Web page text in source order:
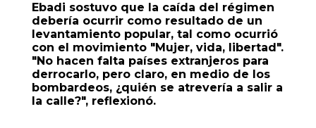
Ebadi sostuvo que la caída del régimen
debería ocurrir como resultado de un
levantamiento popular, tal como ocurrió
con el movimiento "Mujer, vida, libertad".
"No hacen falta países extranjeros para
derrocarlo, pero claro, en medio de los
bombardeos, ¿quién se atrevería a salir a
la calle?", reflexionó.